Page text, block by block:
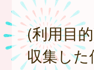
(利用目
収集し